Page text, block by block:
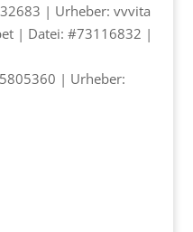
| Urheber: vvvita
| Datei: #73116832 |
| Urheber: